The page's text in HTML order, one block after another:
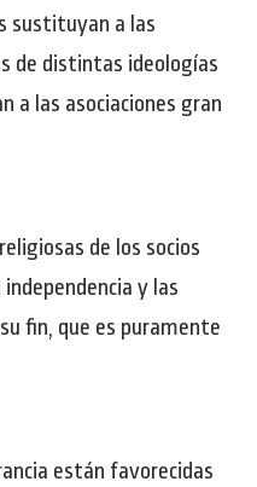
sustituyan a las
de distintas ideologías
a las asociaciones gran
de los socios
y las
fin, que es puramente
están favorecidas